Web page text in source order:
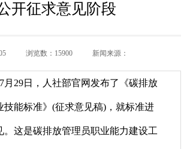
开征求意见阶段
浏览数：15900 新闻来源：
29日，人社部官网发布了《碳排放
技能标准》(征求意见稿)，就标准进
。这是碳排放管理员职业能力建设工